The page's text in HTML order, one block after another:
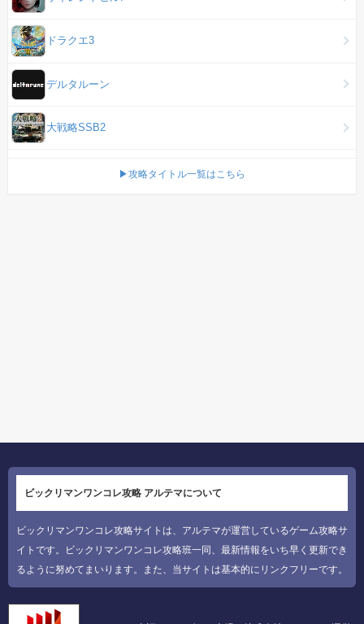
ドラクエ3
デルタルーン
大戦略SSB2
▶攻略タイトル一覧はこちら
ビックリマンワンコレ攻略 アルテマについて
ビックリマンワンコレ攻略サイトは、アルテマが運営しているゲーム攻略サ
イトです。ビックリマンワンコレ攻略班一同、最新情報をいち早く更新でき
るように努めてまいります。また、当サイトは基本的にリンクフリーです。